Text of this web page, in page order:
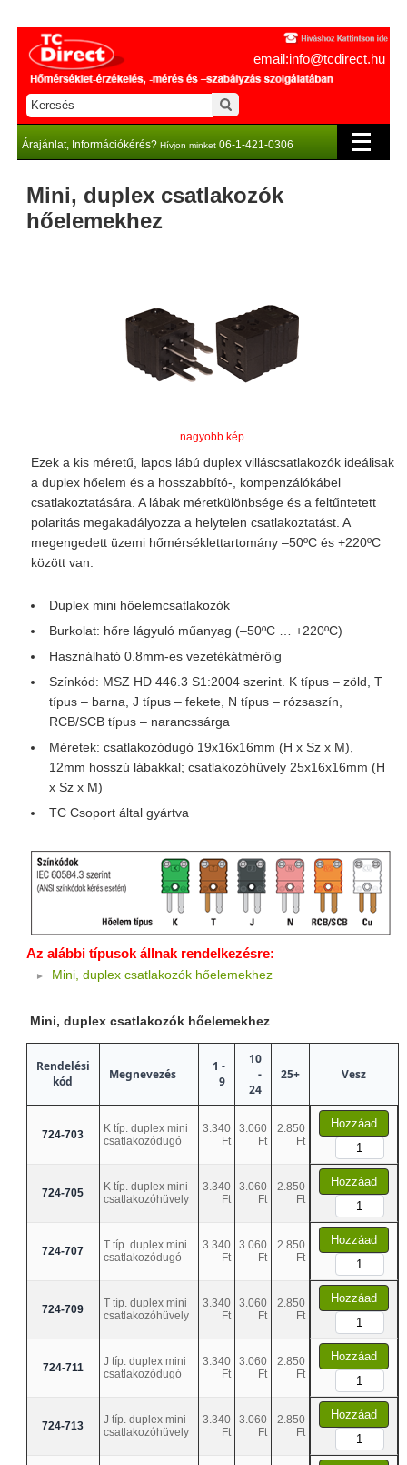
email:info@tcdirect.hu
Árajánlat, Információkérés? Hívjon minket 06-1-421-0306
Mini, duplex csatlakozók
hőelemekhez
nagyobb kép
Ezek a kis méretű, lapos lábú duplex villáscsatlakozók ideálisak
a duplex hőelem és a hosszabbító-, kompenzálókábel
csatlakoztatására. A lábak méretkülönbsége és a feltűntetett
polaritás megakadályozza a helytelen csatlakoztatást. A
megengedett üzemi hőmérséklettartomány –50ºC és +220ºC
között van.
Duplex mini hőelemcsatlakozók
Burkolat: hőre lágyuló műanyag (–50ºC … +220ºC)
Használható 0.8mm-es vezetékátmérőig
Színkód: MSZ HD 446.3 S1:2004 szerint. K típus – zöld, T
típus – barna, J típus – fekete, N típus – rózsaszín,
RCB/SCB típus – narancssárga
Méretek: csatlakozódugó 19x16x16mm (H x Sz x M),
12mm hosszú lábakkal; csatlakozóhüvely 25x16x16mm (H
x Sz x M)
TC Csoport által gyártva
Az alábbi típusok állnak rendelkezésre:
Mini, duplex csatlakozók hőelemekhez
Mini, duplex csatlakozók hőelemekhez
Rendelési
kód
Megnevezés
1 -
9
10
-
24
25+ Vesz
724-703
K típ. duplex mini
csatlakozódugó
3.340
Ft
3.060
Ft
2.850
Ft
Hozzáad
724-705
K típ. duplex mini
csatlakozóhüvely
3.340
Ft
3.060
Ft
2.850
Ft
Hozzáad
724-707
T típ. duplex mini
csatlakozódugó
3.340
Ft
3.060
Ft
2.850
Ft
Hozzáad
724-709
T típ. duplex mini
csatlakozóhüvely
3.340
Ft
3.060
Ft
2.850
Ft
Hozzáad
724-711
J típ. duplex mini
csatlakozódugó
3.340
Ft
3.060
Ft
2.850
Ft
Hozzáad
724-713
J típ. duplex mini
csatlakozóhüvely
3.340
Ft
3.060
Ft
2.850
Ft
Hozzáad